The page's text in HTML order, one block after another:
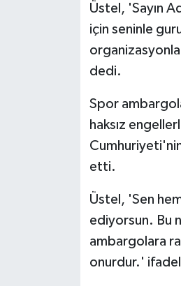
Üstel, 'Sayın
için seninle
dedi.
Spor
haksız
etti.
Üstel, 'Sen
ediyorsun. Bu
ambargolara
onurdur.'
TEKNOLOJİ